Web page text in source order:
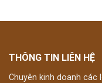
THÔNG TIN LIÊN HỆ
Chuyên kinh doanh các